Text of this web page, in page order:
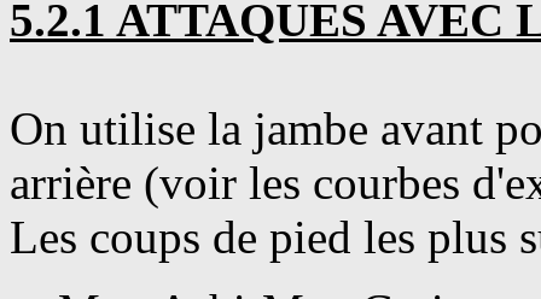
5.2.1 ATTAQUES AVEC
On utilise la jambe avant
arrière (voir les courbes
Les coups de pied les plus